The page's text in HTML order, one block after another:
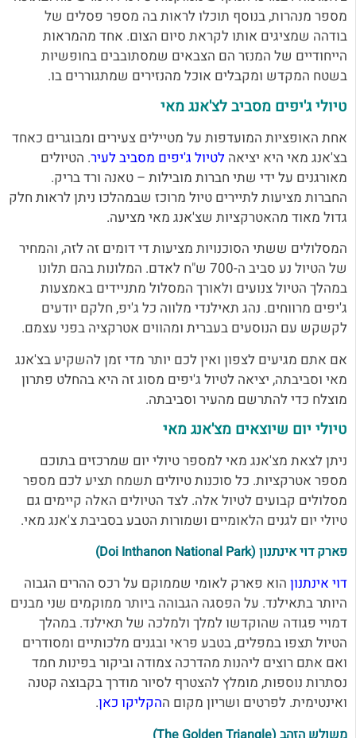
מספר מנהרות, בנוסף תוכלו לראות בה מספר פסלים של
בודהה שמציגים אותו לקראת סיום הצום. אחד מהמראות
הייחודיים של המנזר הם הצבאים שמסתובבים בחופשיות
בשטח המקדש ומקבלים אוכל מהנזירים שמתגוררים בו.
טיולי ג'יפים מסביב לצ'אנג מאי
אחת האופציות המועדפות על מטיילים צעירים ומבוגרים כאחד
בצ'אנג מאי היא יציאה לטיול ג'יפים מסביב לעיר. הטיולים
מאורגנים על ידי שתי חברות מובילות – טאנה ורד בריק.
החברות מציעות לתיירים טיול מרוכז שבמהלכו ניתן לראות חלק
גדול מאוד מהאטרקציות שצ'אנג מאי מציעה.
המסלולים ששתי הסוכנויות מציעות די דומים זה לזה, והמחיר
של הטיול נע סביב ה-700 ש"ח לאדם. המלונות בהם תלונו
במהלך הטיול צנועים ולאורך המסלול מתניידים באמצעות
ג'יפים מרווחים. נהג תאילנדי מלווה כל ג'יפ, חלקם יודעים
לקשקש עם הנוסעים בעברית ומהווים אטרקציה בפני עצמם.
אם אתם מגיעים לצפון ואין לכם יותר מדי זמן להשקיע בצ'אנג
מאי וסביבתה, יציאה לטיול ג'יפים מסוג זה היא בהחלט פתרון
מוצלח כדי להתרשם מהעיר וסביבתה.
טיולי יום שיוצאים מצ'אנג מאי
ניתן לצאת מצ'אנג מאי למספר טיולי יום שמרכזים בתוכם
מספר אטרקציות. כל סוכנות טיולים תשמח תציע לכם מספר
מסלולים קבועים לטיול אלה. לצד הטיולים האלה קיימים גם
טיולי יום לגנים הלאומיים ושמורות הטבע בסביבת צ'אנג מאי.
פארק דוי אינתנון (Doi Inthanon National Park)
דוי אינתנון הוא פארק לאומי שממוקם על רכס ההרים הגבוה
היותר בתאילנד. על הפסגה הגבוהה ביותר ממוקמים שני מבנים
דמויי פגודה שהוקדשו למלך ולמלכה של תאילנד. במהלך
הטיול תצפו במפלים, בטבע פראי ובגנים מלכותיים ומסודרים
ואם אתם רוצים ליהנות מהדרכה צמודה וביקור בפינות חמד
נסתרות נוספות, מומלץ להצטרף לסיור מודרך בקבוצה קטנה
ואינטימית. לפרטים ושריון מקום ההקליקו כאן.